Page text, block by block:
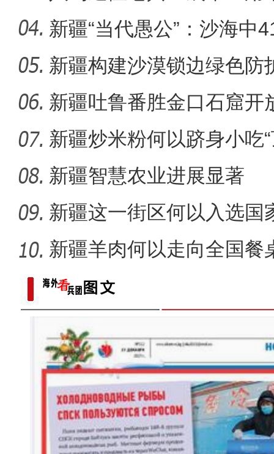
【与你为邻】跨境电商创业
装
新疆“当代愚公”：沙海中
新疆构建沙漠锁边绿色防
化”到“产
新疆吐鲁番胜金口石窟开
新疆炒米粉何以跻身小吃
新疆智慧农业进展显著
新疆这一街区何以入选国
单？
新疆羊肉何以走向全国餐